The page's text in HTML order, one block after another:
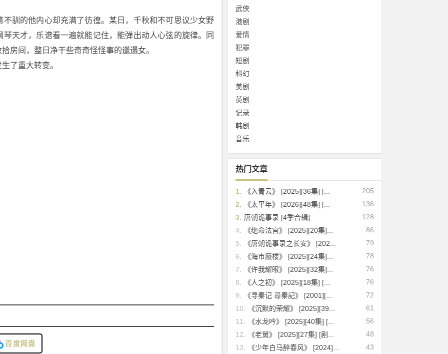
的他内心却充满了彷徨。某日，千秋和不可思议少女野
天才，乐谱看一遍就能记住，能弹出动人心弦的旋律。同
房间，整日净干些奇奇怪怪事的邋遢女。
了重大转变。
百度网盘
武侠
港剧
爱情
犯罪
短剧
科幻
美剧
英剧
记录
韩剧
音乐
热门文章
205
1.
《入青云》 [2025][36集] [...
136
2.
《太平年》 [2026][48集] [...
128
3. 唐朝诡事录 [4季合辑]
86
4.
《绝命法官》 [2025][20集]...
79
5.
《唐朝诡事录之长安》 [202...
78
6.
《海市蜃楼》 [2025][24集]...
76
7.
《许我耀眼》 [2025][32集]...
76
8.
《人之初》 [2025][18集] [...
72
9.
《寻秦记 尋秦記》 [2001][...
61
10.
《沉默的荣耀》 [2025][39...
56
11.
《水龙吟》 [2025][40集] [...
48
12.
《老舅》 [2025][27集] [剧...
43
13.
《少年白马醉春风》 [2024]...